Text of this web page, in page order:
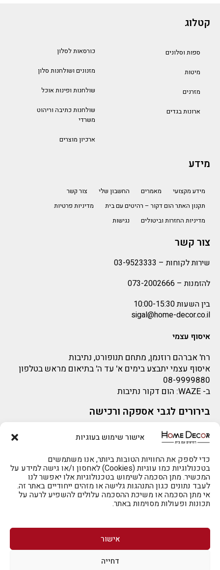
אישור שימוש בעוגיות
כדי לספק את החוויות הטובות ביותר, אנו משתמשים
בטכנולוגיות כמו עוגיות (Cookies) לאחסון ו/או גישה למידע על
המכשיר. מתן הסכמה לשימוש בטכנולוגיות אלו יאפשר לנו
לעבד נתונים כגון התנהגות גלישה או מזהים ייחודיים באתר זה.
אי מתן הסכמה או משיכת ההסכמה עלולים להשפיע לרעה על
תכונות ופעולות מסוימות באתר.
אישור
דחייה
להזמנות 073-2002666
קטלוג
ספות וסלונים
מיטות
מזרנים
ארונות בגדים
כורסאות לסלון
מזנונים ושולחנות סלון
שולחנות ופינות אוכל
שולחנות כתיבה וריהוט
משרדי
ארכיון מוצרים
מידע
מידע מקצועי מאמרים החשבון שלי
צור קשר
תקנון האתר הום דקור – רהיטים עם בית
מדיניות פרטיות
מדיניות החזרות וביטולים
נגישות
צור קשר
שירות לקוחות – 03-9523333
להזמנות – 073-2002666
בין השעות 10:00-15:30
sigal@home-decor.co.il
איסוף עצמי
רח' אברהם רוזנמן, מתחם תנופורט, נתיבות
איסוף עצמי יתבצע בימים א' עד ה' בתיאום מראש בטלפון
08-9999880
ב- WAZE: הום דקור נתיבות
בירורים לגבי אספקה ורכישה
בירור לגבי אספקה -ניתן לפנות למייל:
sigal@home-decor.co.il
פניות לפני רכישה – ניתן לפנות למייל: omer@home-
decor.co.il
לרכישה טלפונית: 073-2002666